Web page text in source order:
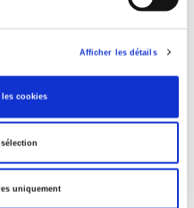
Afficher les détails
cookies
uniquement
Economy